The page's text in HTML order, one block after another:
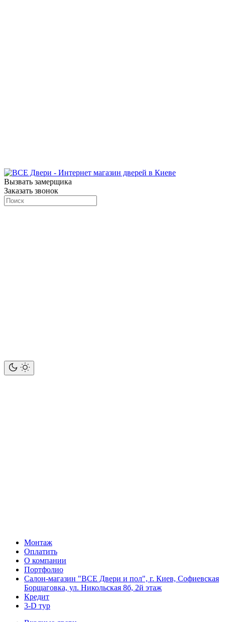
Вызвать замерщика
Заказать звонок
Монтаж
Оплатить
О компании
Портфолио
Салон-магазин "ВСЕ Двери и пол", г. Киев, Софиевская
Борщаговка, ул. Никольская 8б, 2й этаж
Кредит
3-D тур